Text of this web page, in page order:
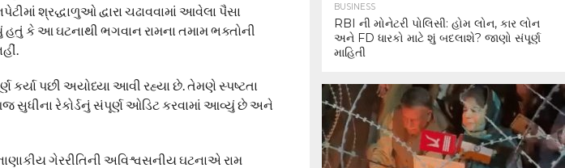
શ્રદ્ધાળુઓ દ્વારા ચઢાવવામાં આવેલા પૈસા
કે આ ઘટનાથી ભગવાન રામના તમામ ભક્તોની
કર્યા પછી અયોધ્યા આવી રહ્યા છે. તેમણે સ્પષ્ટતા
સુધીના રેકોર્ડનું સંપૂર્ણ ઓડિટ કરવામાં આવ્યું છે અને
ગેરરીતિની અવિશ્વસનીય ઘટનાએ રામ
BUSINESS
RBI ની મોનેટરી પોલિસી: હોમ લોન, કાર લોન
અને FD ધારકો માટે શું બદલાશે? જાણો સંપૂર્ણ
માહિતી